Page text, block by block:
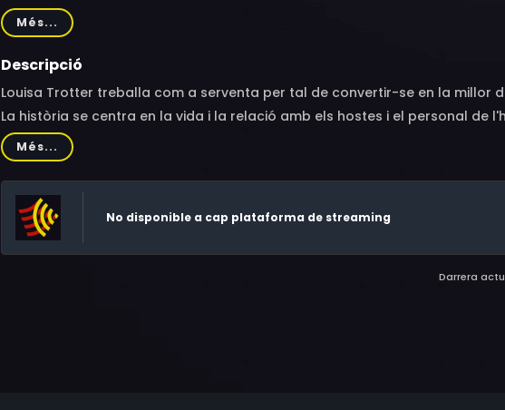
MacNaughtan, Holly De Jong, Joan Benham, Joanna David, Sammie Winmill,
Més...
Descripció
Louisa Trotter treballa com a serventa per tal de convertir-se en la millor
La història se centra en la vida i la relació amb els hostes i el personal de
Més...
No disponible a cap plataforma de streaming
Darrera